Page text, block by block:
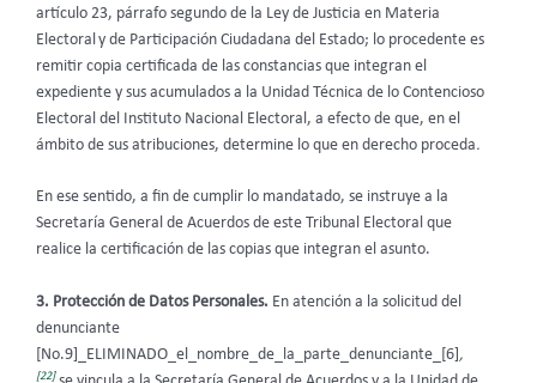
artículo 23, párrafo segundo de la Ley de Justicia en Materia
Electoral y de Participación Ciudadana del Estado; lo procedente es
remitir copia certificada de las constancias que integran el
expediente y sus acumulados a la Unidad Técnica de lo Contencioso
Electoral del Instituto Nacional Electoral, a efecto de que, en el
ámbito de sus atribuciones, determine lo que en derecho proceda.
En ese sentido, a fin de cumplir lo mandatado, se instruye a la
Secretaría General de Acuerdos de este Tribunal Electoral que
realice la certificación de las copias que integran el asunto.
3. Protección de Datos Personales. En atención a la solicitud del
denunciante
[No.9]_ELIMINADO_el_nombre_de_la_parte_denunciante_[6] ,
[22]